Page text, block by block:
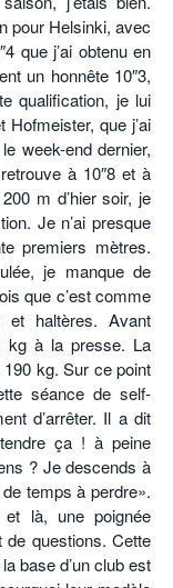
pour Helsinki, avec
que j’ai obtenu en
un honnête 10″3,
qualification, je lui
que j’ai
week-end dernier,
à 10″8 et à
m d’hier soir, je
Je n’ai presque
premiers mètres.
je manque de
que c’est comme
et haltères. Avant
kg à la presse. La
kg. Sur ce point
séance de self-
d’arrêter. Il a dit
ça ! à peine
? Je descends à
temps à perdre».
là, une poignée
de questions. Cette
base d’un club est